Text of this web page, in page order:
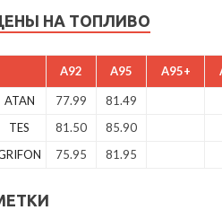
НА ТОПЛИВО
A92 A95 A95+
ATAN 77.99 81.49
TES
81.50 85.90
75.95 81.95